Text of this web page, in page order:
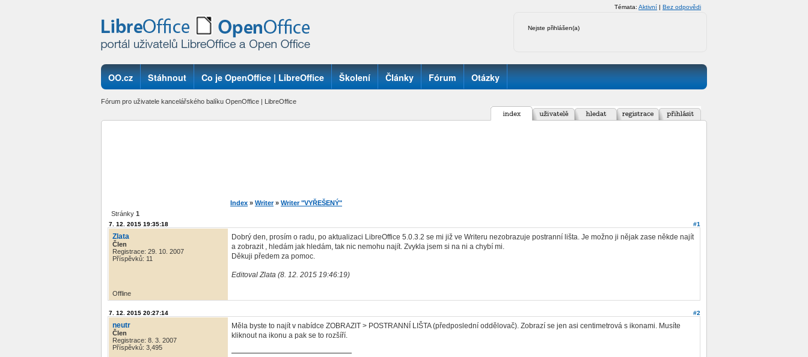
Nejste přihlášen(a)
Témata: Aktivní | Bez odpovědi
OO.cz Stáhnout Co je OpenOffice | LibreOffice Školení Články Fórum Otázky
Fórum pro uživatele kancelářského balíku OpenOffice | LibreOffice
Index » Writer » Writer "VYŘEŠENÝ"
Stránky 1
#1
7. 12. 2015 19:35:18
Zlata
Člen
Registrace: 29. 10. 2007
Příspěvků: 11
Dobrý den, prosím o radu, po aktualizaci LibreOffice 5.0.3.2 se mi již ve Writeru nezobrazuje postranní lišta. Je možno ji nějak zase někde najít
a zobrazit , hledám jak hledám, tak nic nemohu najít. Zvykla jsem si na ni a chybí mi.
Děkuji předem za pomoc.
Editoval Zlata (8. 12. 2015 19:46:19)
Offline
#2
7. 12. 2015 20:27:14
neutr
Člen
Registrace: 8. 3. 2007
Příspěvků: 3,495
Měla byste to najít v nabídce ZOBRAZIT > POSTRANNÍ LIŠTA (předposlední oddělovač). Zobrazí se jen asi centimetrová s ikonami. Musíte
kliknout na ikonu a pak se to rozšíří.